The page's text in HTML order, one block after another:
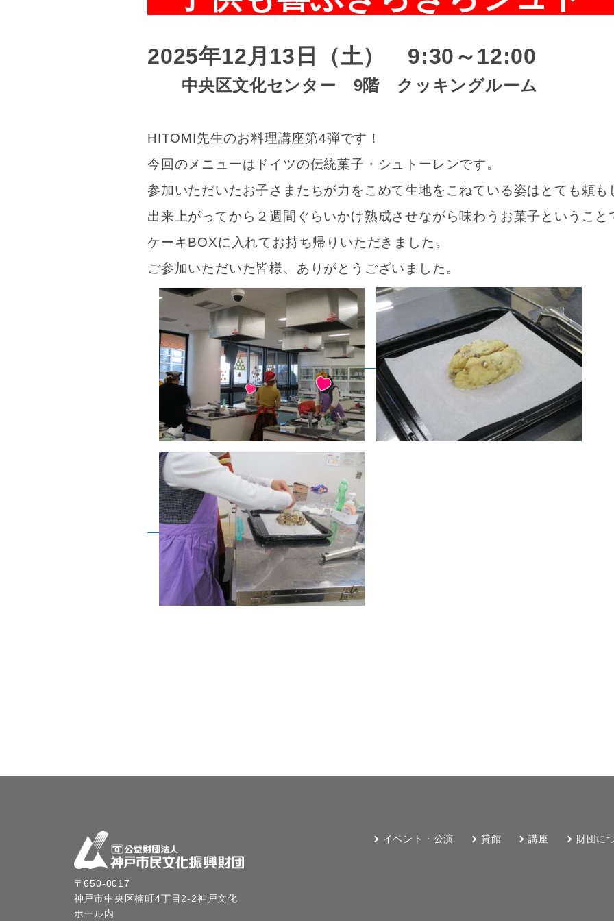
2025年12月13 日（土） 9:30～
中央区文化センター 9階 クッキングルーム
HITOMI先生のお料理講座第4弾です！
今回のメニューはドイツの伝統菓子・シュトーレンです。
参加いただいたお子さまたちが力をこめて生地をこねている姿はとても頼も
出来上がってから２週間ぐらいかけ熟成させながら味わうお菓子ということ
ケーキBOXに入れてお持ち帰りいただきました。
ご参加いただいた皆様、 ありがとうございました。
〒650-0017
神戸市中央区楠町4丁目2-2神戸文化
ホール内
イベント・公演 貸館 講座 財団に